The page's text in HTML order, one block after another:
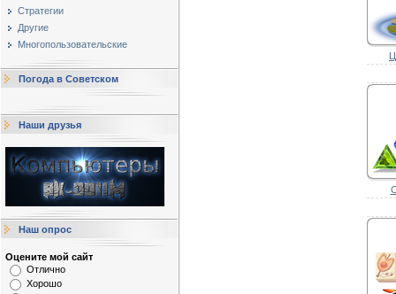
Стратегии
Другие
Многопользовательские
Погода в Советском
Наши друзья
Наш опрос
Оцените мой сайт
Отлично
Хорошо